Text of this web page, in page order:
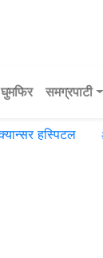
घुमफिर समग्रपाटी
हस्पिटल